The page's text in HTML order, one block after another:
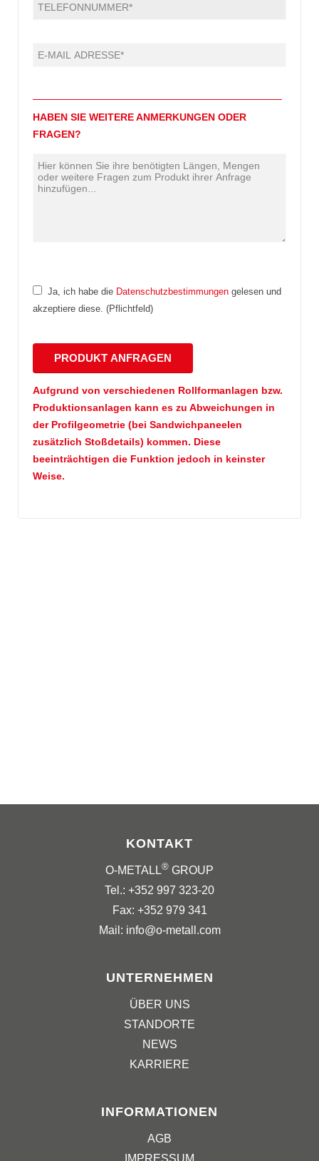
HABEN SIE WEITERE ANMERKUNGEN ODER
FRAGEN?
Ja, ich habe die Datenschutzbestimmungen gelesen und
akzeptiere diese. (Pflichtfeld)
Aufgrund von verschiedenen Rollformanlagen bzw.
Produktionsanlagen kann es zu Abweichungen in
der Profilgeometrie (bei Sandwichpaneelen
zusätzlich Stoßdetails) kommen. Diese
beeinträchtigen die Funktion jedoch in keinster
Weise.
KONTAKT
O-METALL® GROUP
Tel.: +352 997 323-20
Fax: +352 979 341
Mail: info@o-metall.com
UNTERNEHMEN
ÜBER UNS
STANDORTE
NEWS
KARRIERE
INFORMATIONEN
AGB
IMPRESSUM